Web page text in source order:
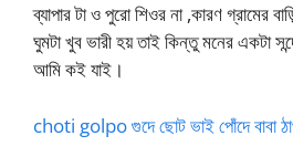
ব্যাপার টা ও পুরো শিওর না ,কারণ গ্রামের
ঘুমটা খুব ভারী হয় তাই কিন্তু মনের একটা
আমি কই যাই।
choti golpo গুদে ছোট ভাই পোঁদে বাবা